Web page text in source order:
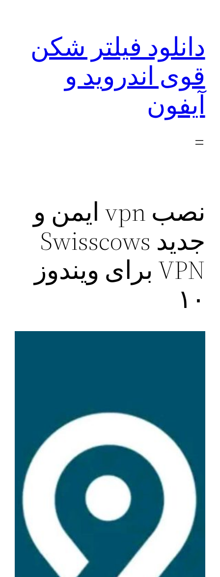
دانلود فیلتر شکن
قوی اندروید و
آیفون
نصب vpn ایمن و
جدید Swisscows
VPN برای ویندوز
۱۰